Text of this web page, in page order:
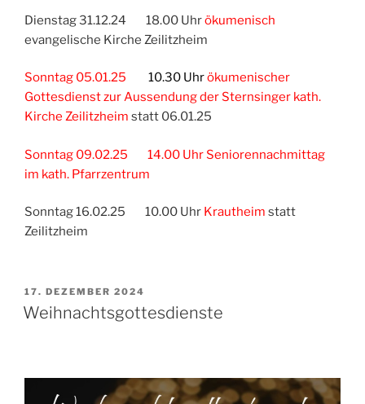
Dienstag 31.12.24 18.00 Uhrökumenisch
evangelische Kirche Zeilitzheim
Sonntag 05.01.25 10.30 Uhrökumenischer
Gottesdienst zur Aussendung der Sternsinger kath.
Kirche Zeilitzheim statt 06.01.25
Sonntag 09.02.25 14.00 Uhr Seniorennachmittag
im kath. Pfarrzentrum
Sonntag 16.02.25 10.00 Uhr Krautheim statt
Zeilitzheim
VERÖFFENTLICHT
AM
17. DEZEMBER 2024
Weihnachtsgottesdienste